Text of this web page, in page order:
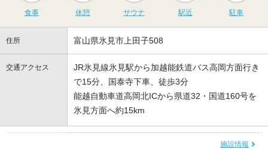
食事 休憩 サウナ 駅近 駐車
住所 富山県氷見市上田子508
交通アクセス
JR氷見線氷見駅から加越能鉄道バス高岡方面行き
で15分、国泰寺下車、徒歩3分
能越自動車道高岡北ICから県道32・国道160号を
氷見方面へ約15km
施設情報